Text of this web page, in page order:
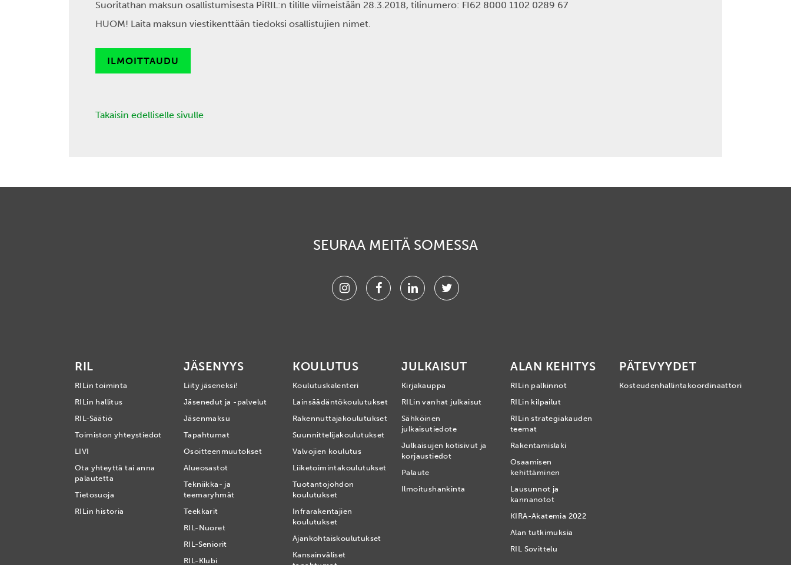
Suoritathan maksun osallistumisesta PiRIL:n tilille viimeistään 28.3.2018, tilinumero: FI62 8000 1102 0289 67
HUOM! Laita maksun viestikenttään tiedoksi osallistujien nimet.
ILMOITTAUDU
Takaisin edelliselle sivulle
SEURAA MEITÄ SOMESSA
InstagramFacebookLinkedinTwitter
RIL
RILin toiminta
RILin hallitus
RIL-Säätiö
Toimiston yhteystiedot
LIVI
Ota yhteyttä tai anna
palautetta
Tietosuoja
RILin historia
JÄSENYYS
Liity jäseneksi!
Jäsenedut ja -palvelut
Jäsenmaksu
Tapahtumat
Osoitteenmuutokset
Alueosastot
Tekniikka- ja
teemaryhmät
Teekkarit
RIL-Nuoret
RIL-Seniorit
RIL-Klubi
KOULUTUS
Koulutuskalenteri
Lainsäädäntökoulutukset
Rakennuttajakoulutukset
Suunnittelijakoulutukset
Valvojien koulutus
Liiketoimintakoulutukset
Tuotantojohdon
koulutukset
Infrarakentajien
koulutukset
Ajankohtaiskoulutukset
Kansainväliset
JULKAISUT
Kirjakauppa
RILin vanhat julkaisut
Sähköinen
julkaisutiedote
Julkaisujen kotisivut ja
korjaustiedot
Palaute
Ilmoitushankinta
ALAN KEHITYS
RILin palkinnot
RILin kilpailut
RILin strategiakauden
teemat
Rakentamislaki
Osaamisen
kehittäminen
Lausunnot ja
kannanotot
KIRA-Akatemia 2022
Alan tutkimuksia
RIL Sovittelu
PÄTEVYYDET
Kosteudenhallintakoordinaattori